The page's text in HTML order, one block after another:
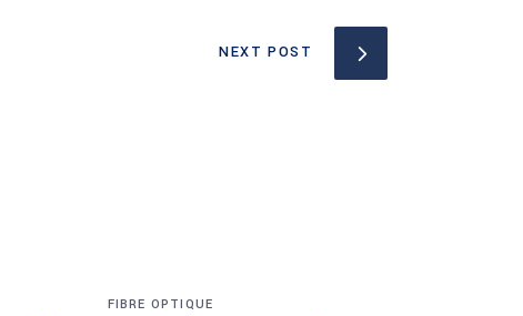
NEXT POST
FIBRE OPTIQUE